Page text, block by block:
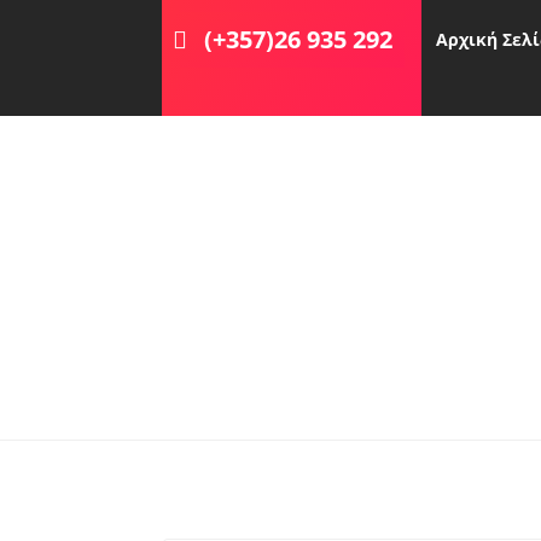
(+357)26 935 292 Αρχική